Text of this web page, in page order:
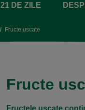
21 DE ZILE
Fructe uscate
Fructe
Fructele uscate